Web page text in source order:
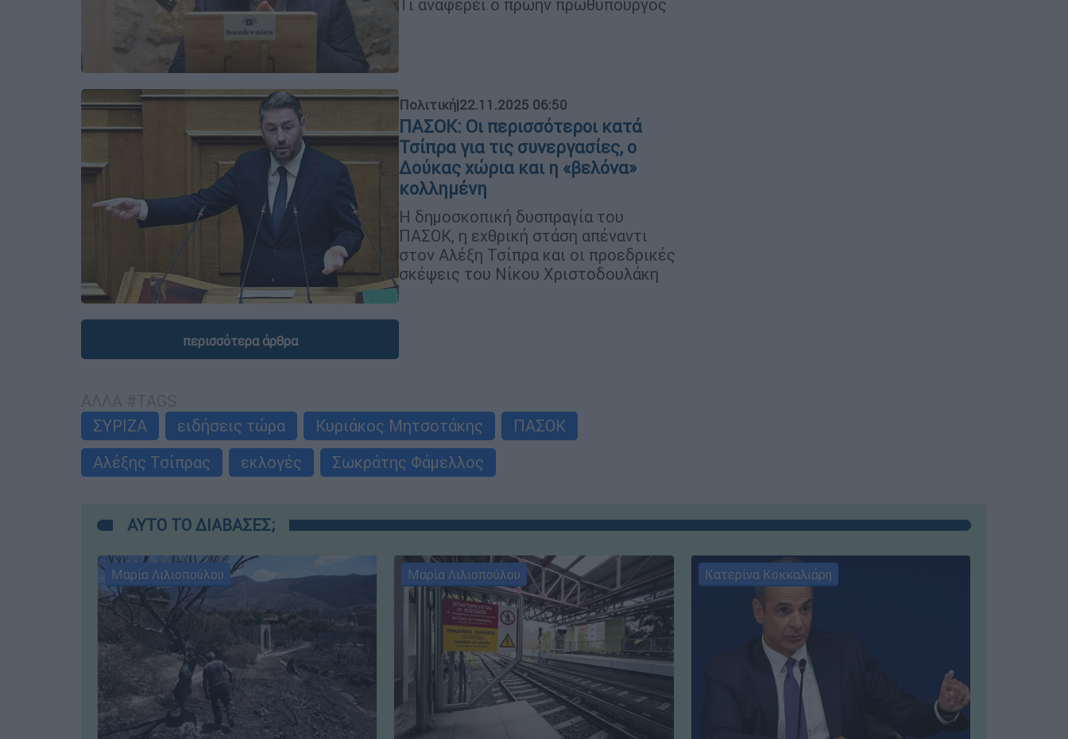
Τι αναφέρει ο πρώην πρωθυπουργός
Πολιτική|22.11.2025 06:50
ΠΑΣΟΚ: Οι περισσότεροι κατά
Τσίπρα για τις συνεργασίες, ο
Δούκας χώρια και η «βελόνα»
κολλημένη
Η δημοσκοπική δυσπραγία του
ΠΑΣΟΚ, η εχθρική στάση απέναντι
στον Αλέξη Τσίπρα και οι προεδρικές
σκέψεις του Νίκου Χριστοδουλάκη
περισσότερα άρθρα
ΣΥΡΙΖΑ
ειδήσεις τώρα Κυριάκος Μητσοτάκης
ΠΑΣΟΚ
Αλέξης Τσίπρας
εκλογές Σωκράτης Φάμελλος
ΑΥΤΟ ΤΟ ΔΙΑΒΑΣΕΣ;
Μαρία Λιλιοπούλου Μαρία Λιλιοπούλου Κατερίνα Κοκκαλιάρη